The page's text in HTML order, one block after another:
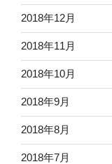
2018年12月
2018年11月
2018年10月
2018年9月
2018年8月
2018年7月